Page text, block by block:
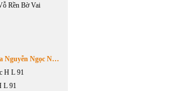
Rền Bờ Vai
Đọc "xóm Đạo" Của Nguyễn Ngọc Ngạn
H L 91
L 91